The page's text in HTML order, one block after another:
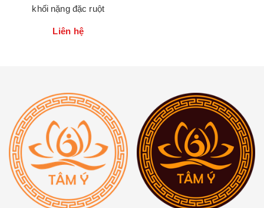
khối nặng đặc ruột
Liên hệ